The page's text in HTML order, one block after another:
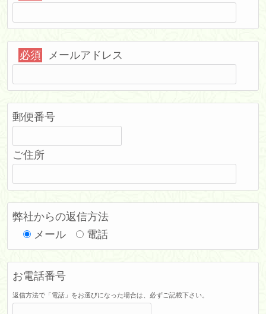
必須 メールアドレス
郵便番号
ご住所
弊社からの返信方法
メール
電話
お電話番号
返信方法で「電話」をお選びになった場合は、必ずご記載下さい。